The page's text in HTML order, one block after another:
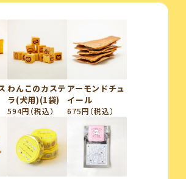
わんこのカステ
ラ(犬用)(1袋)
594円（税込）
アーモンドチュ
イール
675円（税込）